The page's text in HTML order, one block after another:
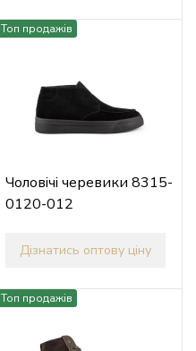
Топ продажів
Чоловічі черевики 8315-
0120-012
Дізнатись оптову ціну
Топ продажів